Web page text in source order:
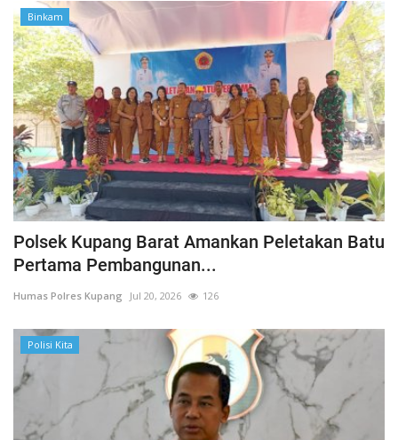
Binkam
Polsek Kupang Barat Amankan Peletakan Batu
Pertama Pembangunan...
Humas Polres Kupang Jul 20, 2026 126
Polisi Kita